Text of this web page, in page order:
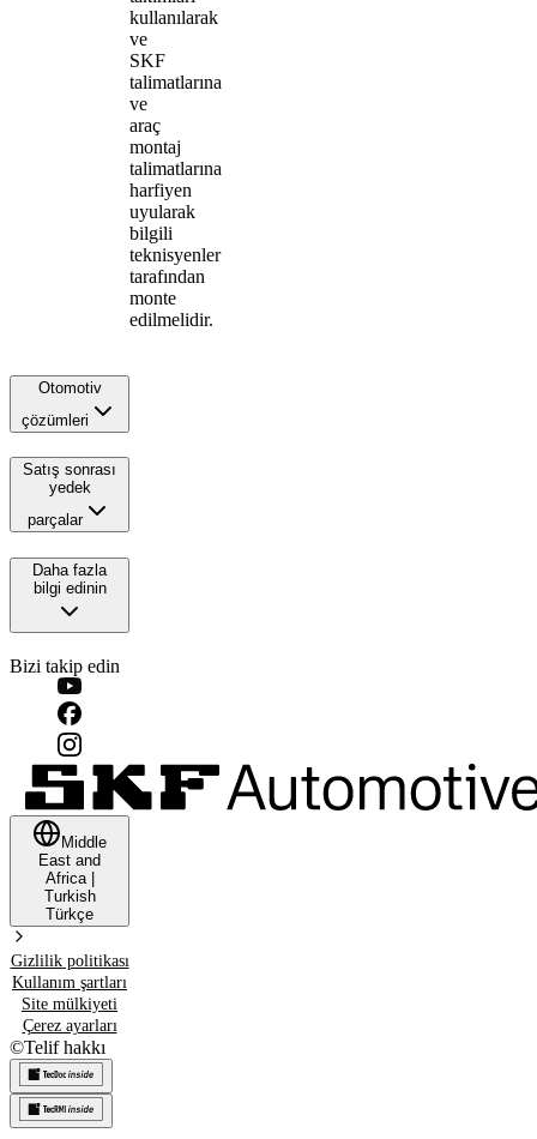
kullanılarak
ve
SKF
talimatlarına
ve
araç
montaj
talimatlarına
harfiyen
uyularak
bilgili
teknisyenler
tarafından
monte
edilmelidir.
Otomotiv
çözümleri
Satış sonrası
yedek
parçalar
Daha fazla
bilgi edinin
Bizi takip edin
Middle
East and
Africa|
Turkish
Türkçe
Gizlilik politikası
Kullanım şartları
Site mülkiyeti
Çerez ayarları
©Telif hakkı